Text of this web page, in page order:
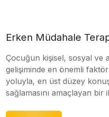
Erken Müdahale
Çocuğun kişisel, sosyal ve
gelişiminde en önemli
yoluyla, en üst düzey
sağlamasını amaçlayan bir